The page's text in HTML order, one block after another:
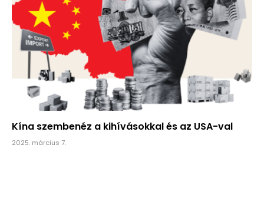
Kína szembenéz a kihívásokkal és az USA-val
2025. március 7.